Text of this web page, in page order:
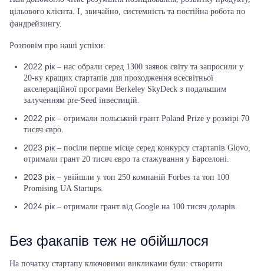
цільового клієнта. І, звичайно, системність та постійна робота по
фандрейзингу.
Розповім про наші успіхи:
2022 рік – нас обрали серед 1300 заявок світу та запросили у
20-ку кращих стартапів для проходження всесвітньої
акселераційної програми Berkeley SkyDeck з подальшим
залученням pre-Seed інвестицій.
2022 рік – отримали польський грант Poland Prize у розмірі 70
тисяч євро.
2023 рік – посіли перше місце серед конкурсу стартапів Glovo,
отримали грант 20 тисяч євро та стажування у Барселоні.
2023 рік – увійшли у топ 250 компаній Forbes та топ 100
Promising UA Startups.
2024 рік – отримали грант від Google на 100 тисяч доларів.
Без факапів теж не обійшлося
На початку стартапу ключовими викликами були: створити